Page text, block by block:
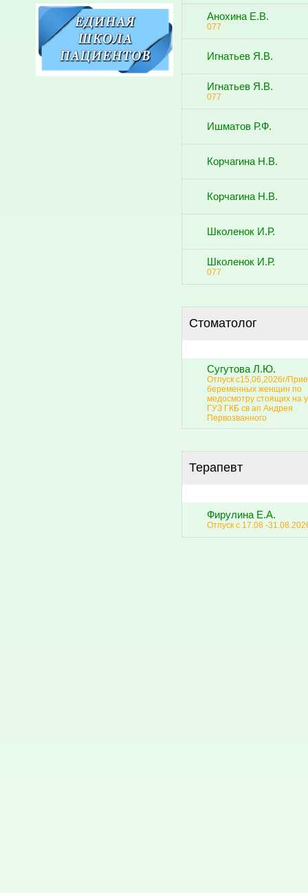
Анохина Е.В.
077
Игнатьев Я.В.
Игнатьев Я.В.
077
Ишматов Р.Ф.
Корчагина Н.В.
Корчагина Н.В.
Школенок И.Р.
Школенок И.Р.
077
Стоматолог
Сугутова Л.Ю.
Отпуск с15,06,2026г/
беременных женщин по
медосмотру стоящих на
ГУЗ ГКБ св ап Андрея
Первозванного
Терапевт
Фирулина Е.А.
Отпуск с 17.08 -